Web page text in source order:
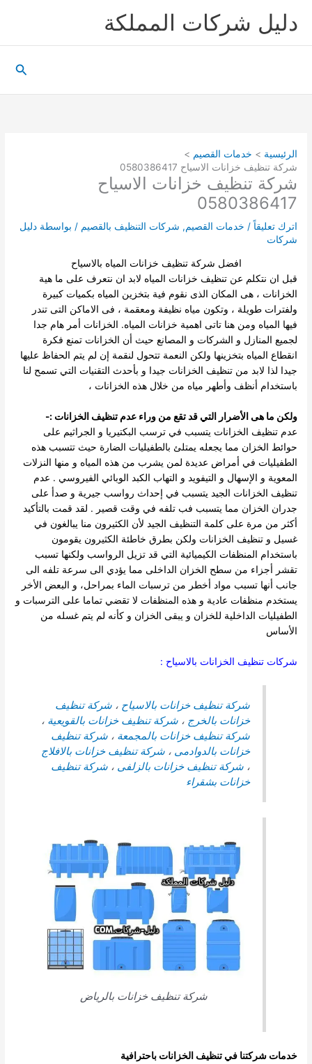
دليل شركات المملكة
الرئيسية
خدمات القصيم
شركة تنظيف خزانات الاسياح 0580386417
شركة تنظيف خزانات الاسياح
0580386417
اترك تعليقاً / خدمات القصيم, شركات التنظيف بالقصيم / بواسطة دليل
شركات
افضل شركة تنظيف خزانات المياه بالاسياح
قبل ان نتكلم عن تنظيف خزانات المياه لابد ان نتعرف على ما هية
الخزانات ، هى المكان الذى نقوم فية بتخزين المياه بكميات كبيرة
ولفترات طويلة ، وتكون مياه نظيفة ومعقمة ، فى الاماكن التى تندر
فيها المياه ومن هنا تاتى اهمية خزانات المياه. الخزانات أمر هام جدا
لجميع المنازل و الشركات و المصانع حيث أن الخزانات تمنع فكرة
انقطاع المياه بتخزينها ولكن النعمة تتحول لنقمة إن لم يتم الحفاظ عليها
جيدا لذا لابد من تنظيف الخزانات جيدا و بأحدث التقنيات التي تسمح لنا
باستخدام أنظف وأطهر مياه من خلال هذه الخزانات ،
ولكن ما هى الأضرار التي قد تقع من وراء عدم تنظيف الخزانات :-
عدم تنظيف الخزانات يتسبب في ترسب البكتيريا و الجراثيم على
حوائط الخزان مما يجعله يمتلئ بالطفيليات الضارة حيثتتسبب هذه
الطفيليات في أمراض عديدة لمن يشرب من هذه المياه و منها النزلات
المعوية و الإسهال و التيفويد و التهاب الكبد الوبائي الفيروسي . عدم
تنظيف الخزانات الجيد يتسبب في إحداث رواسب جيرية و صدأ على
جدران الخزان مما يتسبب فب تلفه في وقت قصير . لقد قمت بالتأكيد
أكثر من مرة على كلمة التنظيف الجيد لأن الكثيرون منا يبالغون في
غسيل و تنظيف الخزانات ولكن بطرق خاطئة الكثيرون يقومون
باستخدام المنظفات الكيميائية التي قد تزيل الرواسب ولكنها تسبب
تقشر أجزاء من سطح الخزان الداخلى مما يؤدي الى سرعة تلفه الى
جانب أنها تسبب مواد أخطر من ترسبات الماء بمراحل، و البعض الأخر
يستخدم منظفات عادية و هذه المنظفات لا تقضي تماما على الترسبات و
الطفيليات الداخلية للخزان و يبقى الخزان و كأنه لم يتم غسله من
الأساس
شركات تنظيف الخزانات بالاسياح :
شركة تنظيف خزانات بالاسياح، شركة تنظيف
خزانات بالخرج ،شركة تنظيف خزانات بالقويعية ،
شركة تنظيف خزانات بالمجمعة ،شركة تنظيف
خزانات بالدوادمى ،شركة تنظيف خزانات بالافلاج
،شركة تنظيف خزانات بالزلفى ،شركة تنظيف
خزانات بشقراء
شركة تنظيف خزانات بالرياض
خدمات شركتنا في تنظيف الخزانات باحترافية